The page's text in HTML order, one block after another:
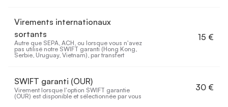
Virements internationaux
sortants
Autre que SEPA, ACH, ou lorsque vous n'avez
pas utilisé notre SWIFT garanti (Hong Kong,
Serbie, Uruguay, Vietnam), par transfert
15 €
SWIFT garanti (OUR)
Virement lorsque l'option SWIFT garantie
(OUR) est disponible et sélectionnée par vous
30 €